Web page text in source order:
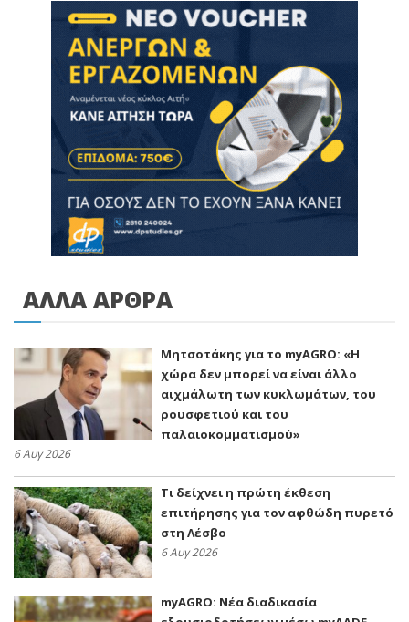
ΑΛΛΑ ΑΡΘΡΑ
Μητσοτάκης για το myAGRO: «Η
χώρα δεν μπορεί να είναι άλλο
αιχμάλωτη των κυκλωμάτων, του
ρουσφετιού και του
παλαιοκομματισμού»
6 Αυγ 2026
Τι δείχνει η πρώτη έκθεση
επιτήρησης για τον αφθώδη πυρετό
στη Λέσβο
6 Αυγ 2026
myAGRO: Νέα διαδικασία